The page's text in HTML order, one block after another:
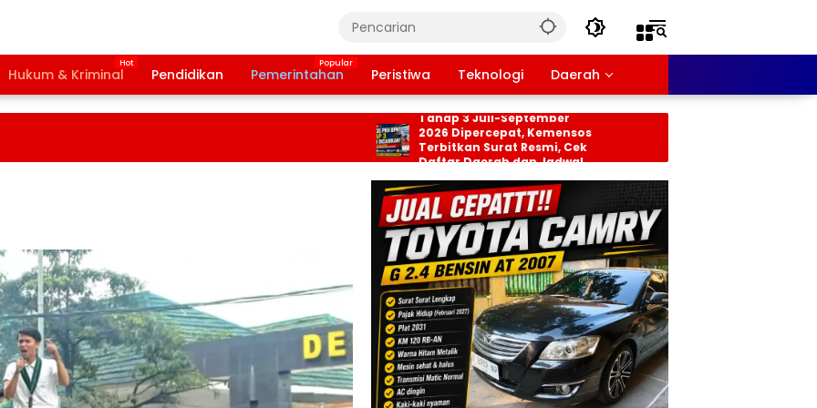
Hukum & Kriminal Pendidikan Pemerintahan Peristiwa Teknologi Daerah
Bansos PKH dan BPNT
Tahap 3 Juli-September
2026 Dipercepat, Kemensos
Terbitkan Surat Resmi, Cek
Daftar Daerah dan Jadwal